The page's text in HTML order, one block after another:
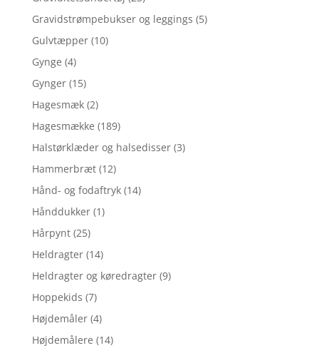
Gravidstrømpebukser og leggings (5)
Gulvtæpper (10)
Gynge (4)
Gynger (15)
Hagesmæk (2)
Hagesmække (189)
Halstørklæder og halsedisser (3)
Hammerbræt (12)
Hånd- og fodaftryk (14)
Hånddukker (1)
Hårpynt (25)
Heldragter (14)
Heldragter og køredragter (9)
Hoppekids (7)
Højdemåler (4)
Højdemålere (14)